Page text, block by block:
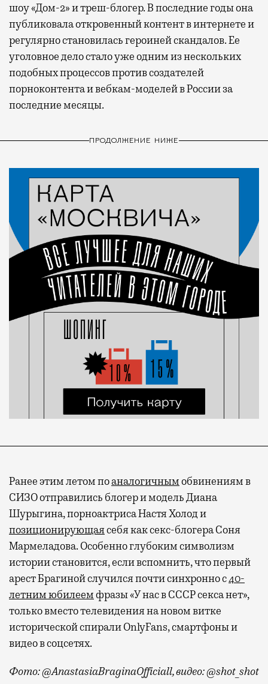
шоу «Дом-2» и треш-блогер. В последние годы она
публиковала откровенный контент в интернете и
регулярно становилась героиней скандалов. Ее
уголовное дело стало уже одним из нескольких
подобных процессов против создателей
порноконтента и вебкам-моделей в России за
последние месяцы.
ПРОДОЛЖЕНИЕ НИЖЕ
Ранее этим летом поаналогичнымобвинениям в
СИЗО отправились блогер и модель Диана
Шурыгина, порноактриса Настя Холод и
позиционирующаясебя как секс-блогера Соня
Мармеладова. Особенно глубоким символизм
истории становится, если вспомнить, что первый
арест Брагиной случился почти синхронно с40-
летним юбилеемфразы «У нас в СССР секса нет»,
только вместо телевидения на новом витке
исторической спирали OnlyFans, смартфоны и
видео в соцсетях.
Фото: @AnastasiaBraginaOfficiall, видео: @shot_shot